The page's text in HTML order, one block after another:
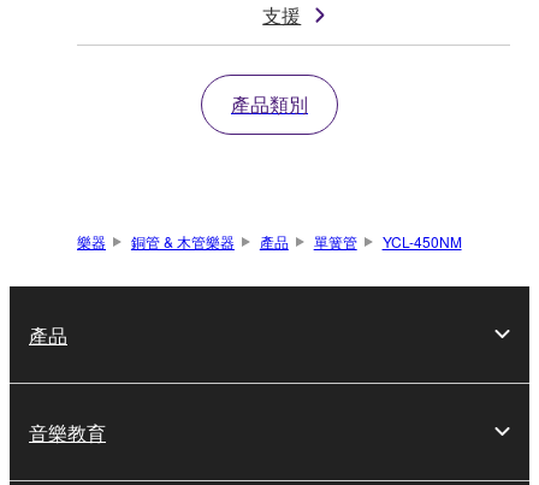
支援
產品類別
樂器 銅管 & 木管樂器 產品 單簧管 YCL-450NM
產品
音樂教育